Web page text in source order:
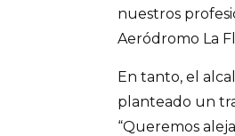
nuestros
Aeródromo La
En tanto, el
planteado un
“Queremos